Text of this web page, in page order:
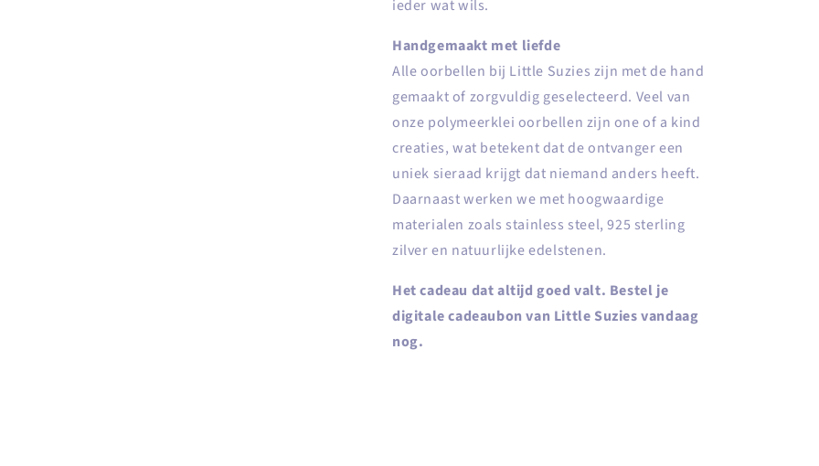
ieder wat wils.
Handgemaakt met liefde
Alle oorbellen bij Little Suzies zijn met de hand
gemaakt of zorgvuldig geselecteerd. Veel van
onze polymeerklei oorbellen zijn one of a kind
creaties, wat betekent dat de ontvanger een
uniek sieraad krijgt dat niemand anders heeft.
Daarnaast werken we met hoogwaardige
materialen zoals stainless steel, 925 sterling
zilver en natuurlijke edelstenen.
Het cadeau dat altijd goed valt. Bestel je
digitale cadeaubon van Little Suzies vandaag
nog.